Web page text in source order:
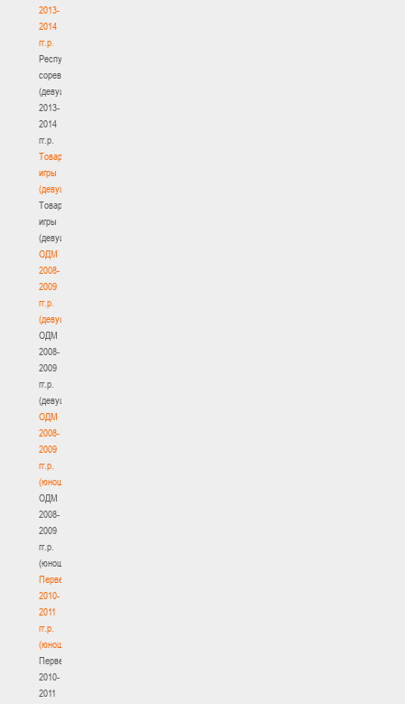
2013-
2014
гг.р.
Республиканские
соревнования
(девушки)
2013-
2014
гг.р.
Товарищеские
игры
(девушки)
Товарищеские
игры
(девушки)
ОДМ
2008-
2009
гг.р.
(девушки)
ОДМ
2008-
2009
гг.р.
(девушки)
ОДМ
2008-
2009
гг.р.
(юноши)
ОДМ
2008-
2009
гг.р.
(юноши)
Первенство
2010-
2011
гг.р.
(юноши)
Первенство
2010-
2011